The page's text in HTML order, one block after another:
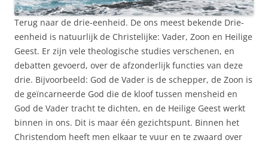
Terug naar de drie-eenheid. De ons meest bekende Drie-
eenheid is natuurlijk de Christelijke: Vader, Zoon en Heilige
Geest. Er zijn vele theologische studies verschenen, en
debatten gevoerd, over de afzonderlijk functies van deze
drie. Bijvoorbeeld: God de Vader is de schepper, de Zoon is
de geïncarneerde God die de kloof tussen mensheid en
God de Vader tracht te dichten, en de Heilige Geest werkt
binnen in ons. Dit is maar één gezichtspunt. Binnen het
Christendom heeft men elkaar te vuur en te zwaard over